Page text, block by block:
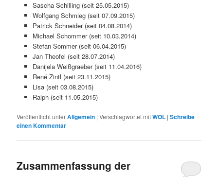
Sascha Schilling (seit 25.05.2015)
Wolfgang Schmieg (seit 07.09.2015)
Patrick Schneider (seit 04.08.2014)
Michael Schommer (seit 10.03.2014)
Stefan Sommer (seit 06.04.2015)
Jan Theofel (seit 28.07.2014)
Danijela Weißgraeber (seit 11.04.2016)
René Zintl (seit 23.11.2015)
Lisa (seit 03.08.2015)
Ralph (seit 11.05.2015)
Veröffentlicht unterAllgemein |Verschlagwortet mitWOL |Schreibe
einen Kommentar
Zusammenfassung der